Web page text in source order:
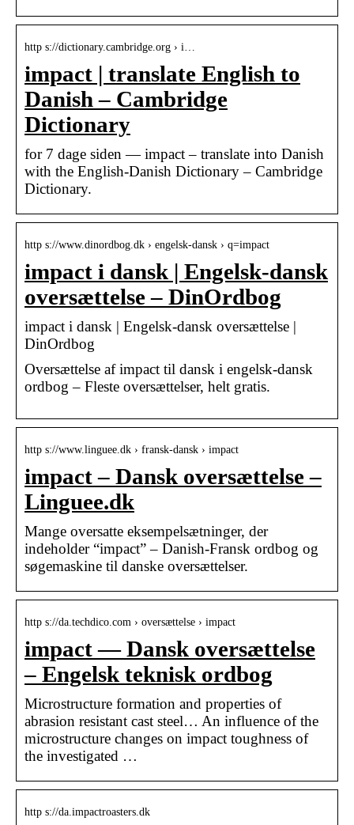
http s://dictionary.cambridge.org › i…
impact | translate English to
Danish – Cambridge
Dictionary
for 7 dage siden — impact – translate into Danish
with the English-Danish Dictionary – Cambridge
Dictionary.
http s://www.dinordbog.dk › engelsk-dansk › q=impact
impact i dansk | Engelsk-dansk
oversættelse – DinOrdbog
impact i dansk | Engelsk-dansk oversættelse |
DinOrdbog
Oversættelse af impact til dansk i engelsk-dansk
ordbog – Fleste oversættelser, helt gratis.
http s://www.linguee.dk › fransk-dansk › impact
impact – Dansk oversættelse –
Linguee.dk
Mange oversatte eksempelsætninger, der
indeholder “impact” – Danish-Fransk ordbog og
søgemaskine til danske oversættelser.
http s://da.techdico.com › oversættelse › impact
impact — Dansk oversættelse
– Engelsk teknisk ordbog
Microstructure formation and properties of
abrasion resistant cast steel… An influence of the
microstructure changes on impact toughness of
the investigated …
http s://da.impactroasters.dk